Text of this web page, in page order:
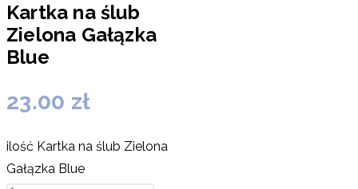
Kartka na ślub
Zielona Gałązka
Blue
23.00 zł
ilość Kartka na ślub Zielona
Gałązka Blue